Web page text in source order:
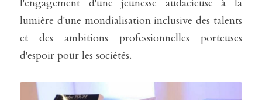
l'engagement d'une jeunesse audacieuse à la
lumière d'une mondialisation inclusive des talents
et des ambitions professionnelles porteuses
d'espoir pour les sociétés.